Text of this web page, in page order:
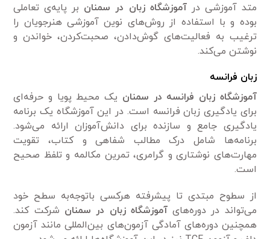
متد آموزشی درآموزشگاه زبان در سمنان بر پایه‌ی تعاملی
بوده و با استفاده از روش‌های نوین آموزشی هنرجویان را
ترغیب به فعالیت‌های گوش‌دادن، صحبت‌کردن، خواندن و
نوشتن می‌کند.
زبان فرانسه
آموزشگاه زبان فرانسه در سمنان یک محیط پویا و حرفه‌ای
برای یادگیری زبان فرانسه است. در این آموزشگاه یک برنامه
یادگیری جامع و سازنده برای دانش‌آموزان ارائه می‌شود.
برنامه‌ها شامل درک مطالب شفاهی و کتاب، تقویت
مهارت‌های نوشتاری و گرامری، تمرین مکالمه و تلفظ صحیح
است.
از سطوح مبتدی تا پیشرفته هرکسی باتوجه‌به سطح خود
می‌تواند در دوره‌هایآموزشگاه زبان در سمنان شرکت کند.
همچنین دوره‌های آمادگی آزمون‌های بین‌المللی مانند آزمون